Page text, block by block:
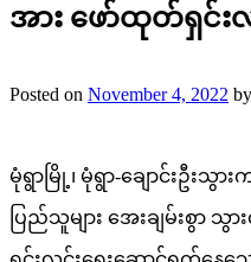
အား ဖော်ထုတ်ရှင်း
Posted on November 4, 2022 by
မုံရွာမြို့၊ မုံရွာ-ချောင်းဦးသွ
ပြည်သူများ အေးချမ်းစွာ